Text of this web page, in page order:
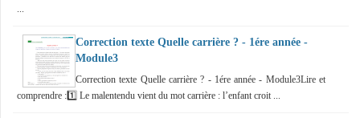
...
Correction texte Quelle carrière ? - 1ére année -
Module3
Correction texte Quelle carrière ? - 1ére année - Module3Lire et
comprendre :1️⃣ Le malentendu vient du mot carrière : l’enfant croit ...